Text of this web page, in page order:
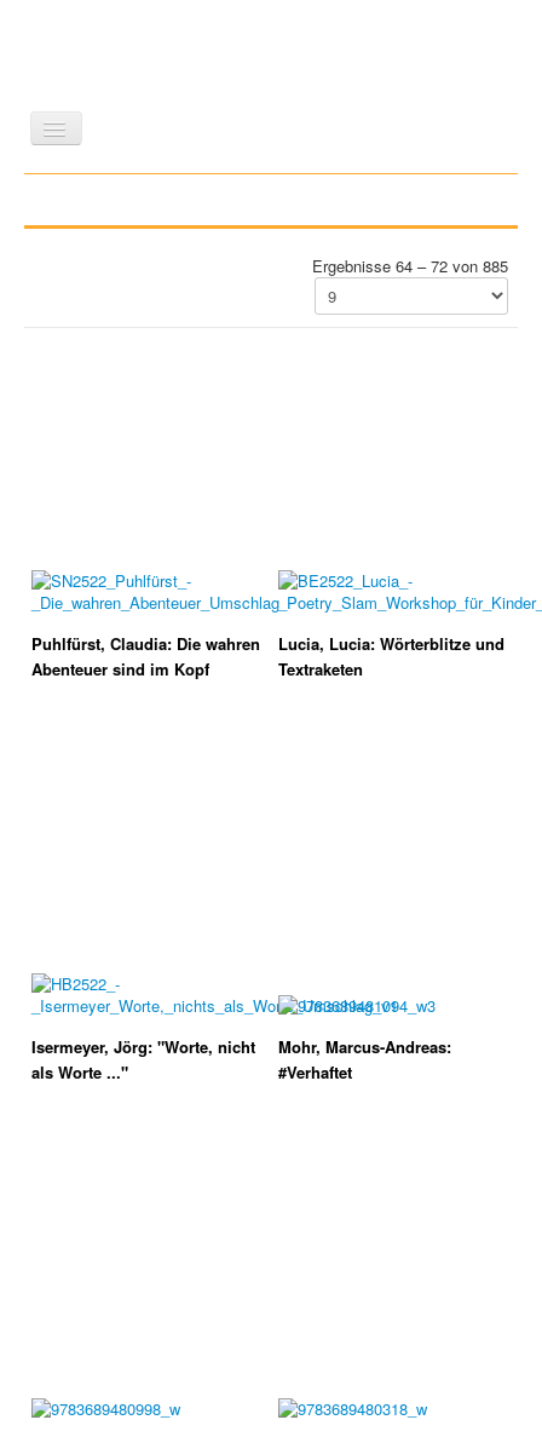
GESCHICHTE
WISSENSCHAFT
REIHEN
ZEITSCHRIFTEN/VERZEICHNISSEErgebnisse 64 – 72 von 885
Puhlfürst, Claudia: Die wahren
Abenteuer sind im Kopf
Lucia, Lucia: Wörterblitze und
Textraketen
Isermeyer, Jörg: "Worte, nicht
als Worte ..."
Mohr, Marcus-Andreas:
#Verhaftet